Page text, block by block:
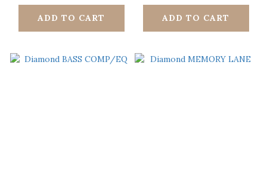
ADD TO CART ADD TO CART